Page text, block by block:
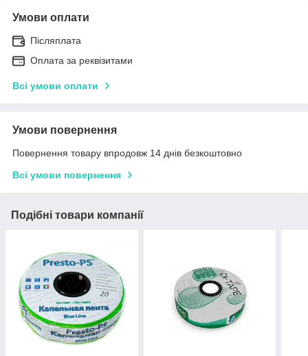
Умови оплати
Післяплата
Оплата за реквізитами
Всі умови оплати
Умови повернення
Повернення товару впродовж 14 днів безкоштовно
Всі умови повернення
Подібні товари компанії